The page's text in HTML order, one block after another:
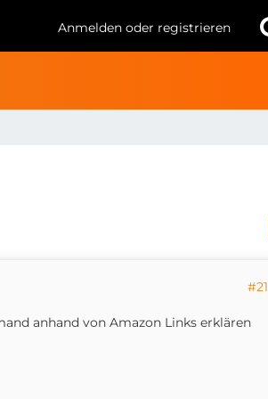
Anmelden oder registrieren
#21
anhand von Amazon Links erklären